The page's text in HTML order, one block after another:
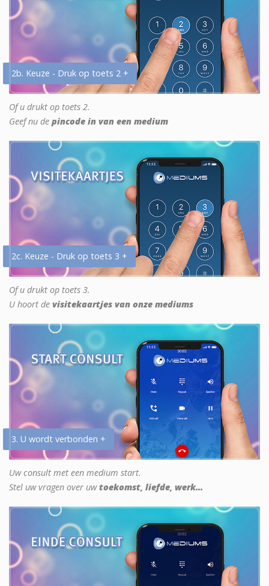
2b. Keuze - Druk op toets 2 +
Of u drukt op toets 2.
Geef nu de pincode in van een medium
2c. Keuze - Druk op toets 3 +
Of u drukt op toets 3.
U hoort de visitekaartjes van onze mediums
3. U wordt verbonden +
Uw consult met een medium start.
Stel uw vragen over uwtoekomst, liefde, werk...